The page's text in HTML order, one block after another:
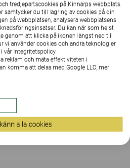
LÄNGE
tredjepartscookies på Kinnarps webbplats.
samtycker du till lagring av cookies på din
på webbplatsen, analysera webbplatsens
Du kan när som helst
genom att klicka på ikonen längst ned till
vi använder cookies och andra teknologier
vår integritetspolicy.
reklam och mäta effektiviteten i
komma att delas med Google LLC, mer
alla cookies